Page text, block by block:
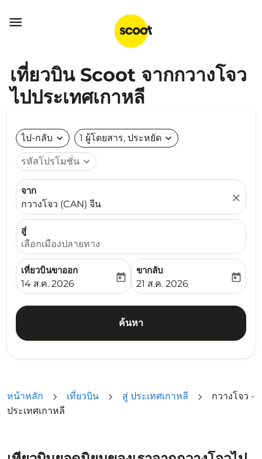

เที่ยวบิน Scoot จากกวางโจว
ไปประเทศเกาหลี
ไป-กลับ expand_more 1 ผู้โดยสาร, ประหยัด expand_more
รหัสโปรโมชั่น expand_more
จาก
กวางโจว (CAN) จีน
close
สู่
เลือกเมืองปลายทาง
เที่ยวบินขาออก
fc-booking-departure-date-aria-label
14 ส.ค. 2026
today
ขากลับ
fc-booking-return-date-
21 ส.ค. 2026
today
ค้นหา
หน้าหลัก เที่ยวบิน สู่ ประเทศเกาหลี
กวางโจว -
ประเทศเกาหลี